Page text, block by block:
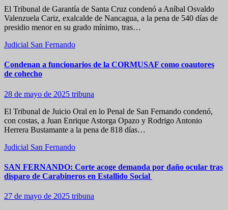
El Tribunal de Garantía de Santa Cruz condenó a Aníbal Osvaldo
Valenzuela Cariz, exalcalde de Nancagua, a la pena de 540 días de
presidio menor en su grado mínimo, tras…
Judicial San Fernando
Condenan a funcionarios de la CORMUSAF como coautores
de cohecho
28 de mayo de 2025 tribuna
El Tribunal de Juicio Oral en lo Penal de San Fernando condenó,
con costas, a Juan Enrique Astorga Opazo y Rodrigo Antonio
Herrera Bustamante a la pena de 818 días…
Judicial San Fernando
SAN FERNANDO: Corte acoge demanda por daño ocular tras
disparo de Carabineros en Estallido Social
27 de mayo de 2025 tribuna